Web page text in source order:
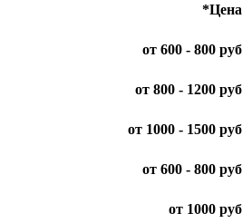
*Цена
от 600 - 800 руб
от 800 - 1200 руб
от 1000 - 1500 руб
от 600 - 800 руб
от 1000 руб